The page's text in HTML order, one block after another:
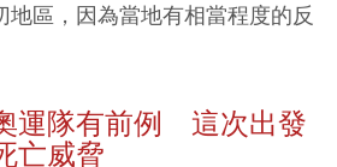
地區，因為當地有相當程度的反
運隊有前例 這次出發
亡威脅